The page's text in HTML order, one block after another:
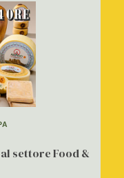
settore Food &